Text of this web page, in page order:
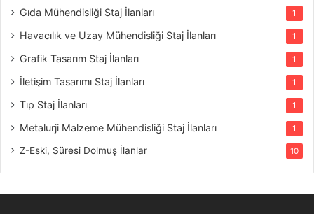
Gıda Mühendisliği Staj İlanları 1
Havacılık ve Uzay Mühendisliği Staj İlanları 1
Grafik Tasarım Staj İlanları 1
İletişim Tasarımı Staj İlanları 1
Tıp Staj İlanları 1
Metalurji Malzeme Mühendisliği Staj İlanları 1
Z-Eski, Süresi Dolmuş İlanlar 10